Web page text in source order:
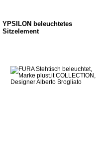
YPSILON beleuchtetes
Sitzelement